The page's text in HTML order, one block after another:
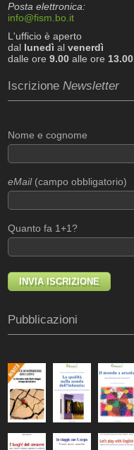
Posta elettronica:
info@fism.bo.it
L'ufficio è aperto
dal lunedì alvenerdì
dalle ore9.00 alle ore 13.00
IscrizioneNewsletter
Nome e cognome
eMail(campo obbligatorio)
Quanto fa 1+1?
Pubblicazioni